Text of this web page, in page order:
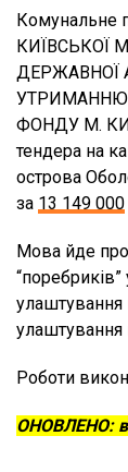
Комунальне
КИЇВСЬКОЇ
ДЕРЖАВНОЇ
УТРИМАННЮ
ФОНДУ М.
тендера на
острова
за 13 149 000
Мова йде про
улаштування
улаштування
Роботи
ОНОВЛЕНО: